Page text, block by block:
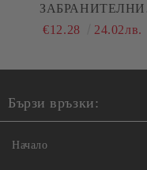
ЗАБРАНИТЕЛНИ
СТИКЕРИ
€12.28 24.02лв.
Бързи връзки:
Начало